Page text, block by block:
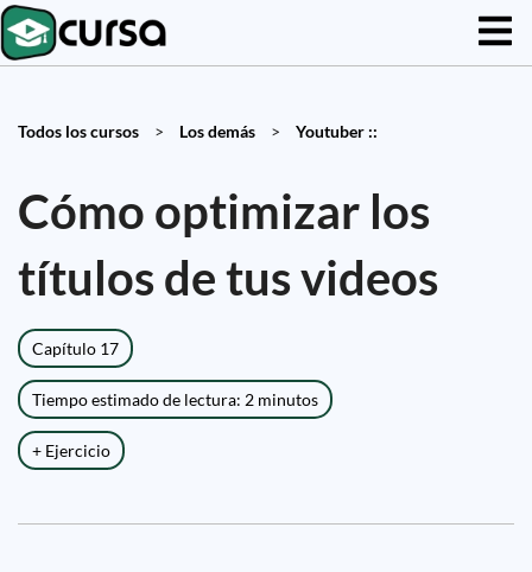
Todos los cursos > Los demás > Youtuber ::
Cómo optimizar los
títulos de tus videos
Capítulo 17
Tiempo estimado de lectura: 2 minutos
+ Ejercicio